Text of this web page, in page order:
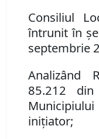
Consiliul
întrunit în
septembrie
Analizând
85.212 din
iniţiator;